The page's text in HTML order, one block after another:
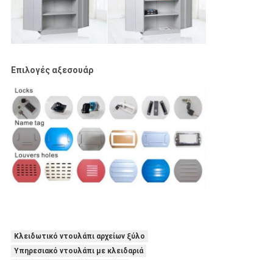
Επιλογές αξεσουάρ
Κλειδωτικό ντουλάπι αρχείων ξύλο
Υπηρεσιακό ντουλάπι με κλειδαριά